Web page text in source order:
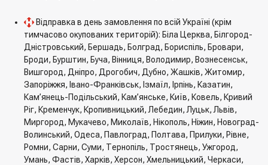
Відправка в день замовлення по всій Україні (крім
тимчасово окупованих територій): Біла Церква, Білгород-
Дністровський, Бершадь, Болград, Бориспіль, Бровари,
Броди, Бурштин, Буча, Вінниця, Володимир, Вознесенськ,
Вишгород, Дніпро, Дрогобич, Дубно, Жашків, Житомир,
Запоріжжя, Івано-Франківськ, Ізмаїл, Ірпінь, Казатин,
Кам’янець-Подільський, Кам’янське, Київ, Ковель, Кривий
Ріг, Кременчук, Кропивницький, Лебедин, Луцьк, Львів,
Миргород, Мукачево, Миколаїв, Нікополь, Ніжин, Новоград-
Волинський, Одеса, Павлоград, Полтава, Прилуки, Рівне,
Ромни, Сарни, Суми, Тернопіль, Тростянець, Ужгород,
Умань, Фастів, Харків, Херсон, Хмельницький, Черкаси,